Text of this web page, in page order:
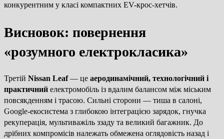
конкурентним у класі компактних EV-крос-хетчів.
Висновок: повернення
«розумного електрокласика»
Третій Nissan Leaf— це аеродинамічний, технологічний і
практичний електромобіль із вдалим балансом між міським
повсякденням і трасою. Сильні сторони — тиша в салоні,
Google-екосистема з глибокою інтеграцією зарядок, гнучка
рекуперація, мультиважіль ззаду та великий багажник. До
дрібних компромісів належать обмежена оглядовість назад і